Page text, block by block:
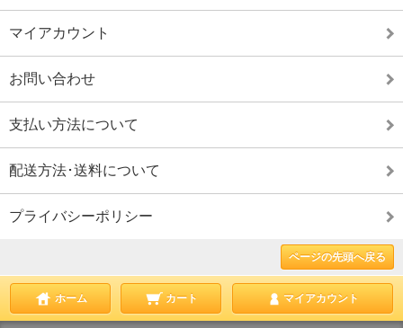
マイアカウント
お問い合わせ
支払い方法について
配送方法･送料について
プライバシーポリシー
ページの先頭へ戻る
ホーム カート マイアカウント